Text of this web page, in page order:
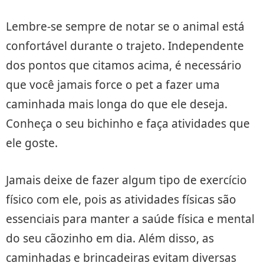
Lembre-se sempre de notar se o animal está
confortável durante o trajeto. Independente
dos pontos que citamos acima, é necessário
que você jamais force o pet a fazer uma
caminhada mais longa do que ele deseja.
Conheça o seu bichinho e faça atividades que
ele goste.
Jamais deixe de fazer algum tipo de exercício
físico com ele, pois as atividades físicas são
essenciais para manter a saúde física e mental
do seu cãozinho em dia. Além disso, as
caminhadas e brincadeiras evitam diversas